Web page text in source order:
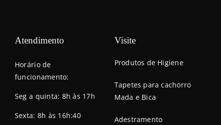
Atendimento
Horário de
funcionamento:
Seg a quinta: 8h às 17h
Sexta: 8h às 16h:40
Visite
Produtos de Higiene
Tapetes para cachorro
Mada e Bica
Adestramento